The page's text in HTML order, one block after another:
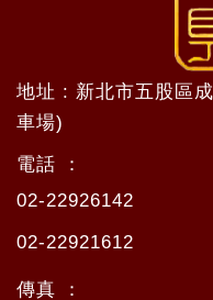
地址 : 新北市五股區
車場)
電話 ：
02-22926142
02-22921612
傳真 ：